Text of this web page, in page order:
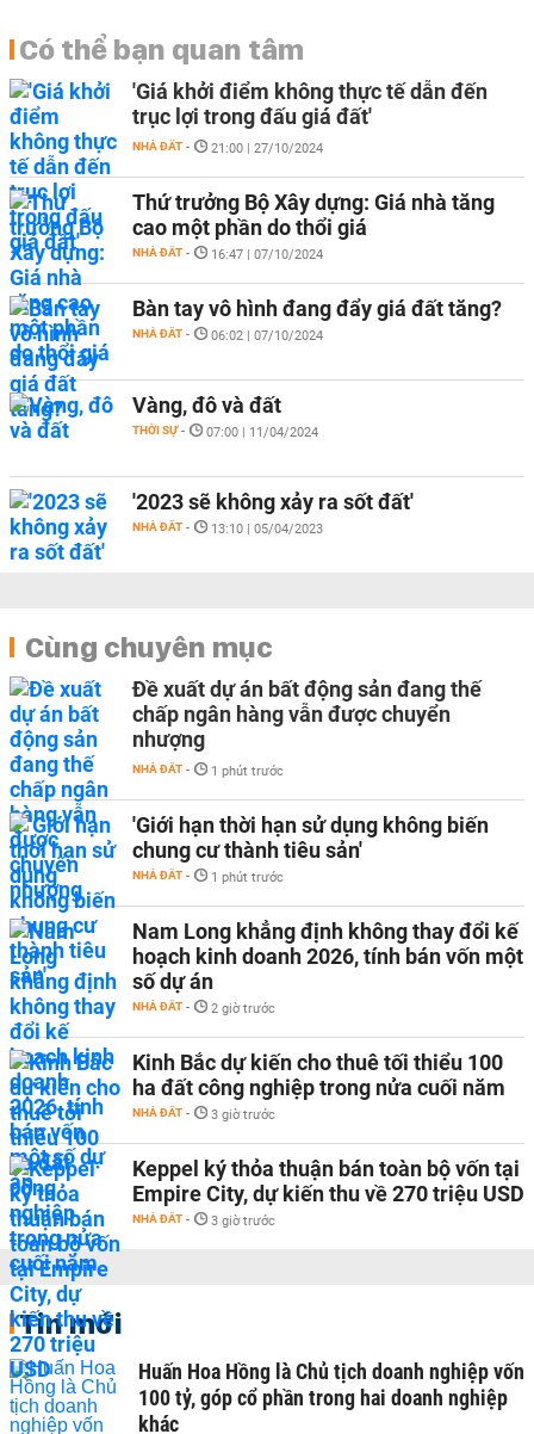
Có thể bạn quan tâm
'Giá khởi điểm không thực tế dẫn đến
trục lợi trong đấu giá đất'
NHÀ ĐẤT - 21:00 | 27/10/2024
Thứ trưởng Bộ Xây dựng: Giá nhà tăng
cao một phần do thổi giá
NHÀ ĐẤT - 16:47 | 07/10/2024
Bàn tay vô hình đang đẩy giá đất tăng?
NHÀ ĐẤT - 06:02 | 07/10/2024
Vàng, đô và đất
THỜI SỰ - 07:00 | 11/04/2024
'2023 sẽ không xảy ra sốt đất'
NHÀ ĐẤT - 13:10 | 05/04/2023
Cùng chuyên mục
Đề xuất dự án bất động sản đang thế
chấp ngân hàng vẫn được chuyển
nhượng
NHÀ ĐẤT - 1 phút trước
'Giới hạn thời hạn sử dụng không biến
chung cư thành tiêu sản'
NHÀ ĐẤT - 1 phút trước
Nam Long khẳng định không thay đổi kế
hoạch kinh doanh 2026, tính bán vốn một
số dự án
NHÀ ĐẤT - 2 giờ trước
Kinh Bắc dự kiến cho thuê tối thiểu 100
ha đất công nghiệp trong nửa cuối năm
NHÀ ĐẤT - 3 giờ trước
Keppel ký thỏa thuận bán toàn bộ vốn tại
Empire City, dự kiến thu về 270 triệu USD
NHÀ ĐẤT - 3 giờ trước
Tin mới
Huấn Hoa Hồng là Chủ tịch doanh nghiệp vốn
100 tỷ, góp cổ phần trong hai doanh nghiệp
khác